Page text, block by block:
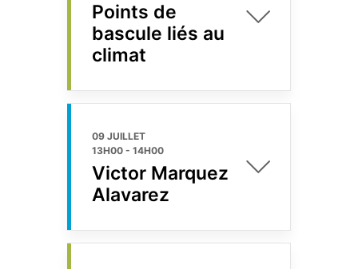
Points de
bascule liés au
climat
09 JUILLET
13H00 - 14H00
Victor Marquez
Alavarez